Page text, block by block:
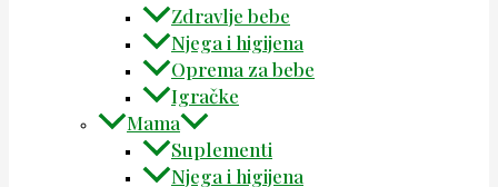
Zdravlje bebe
Njega i higijena
Oprema za bebe
Igračke
Mama
Suplementi
Njega i higijena